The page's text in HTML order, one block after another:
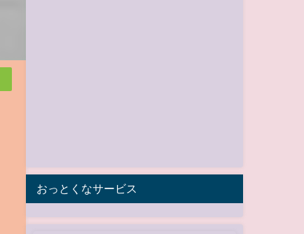
おっとくなサービス